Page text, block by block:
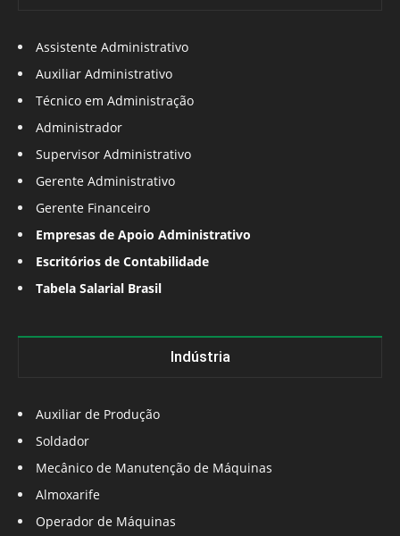
Assistente Administrativo
Auxiliar Administrativo
Técnico em Administração
Administrador
Supervisor Administrativo
Gerente Administrativo
Gerente Financeiro
Empresas de Apoio Administrativo
Escritórios de Contabilidade
Tabela Salarial Brasil
Indústria
Auxiliar de Produção
Soldador
Mecânico de Manutenção de Máquinas
Almoxarife
Operador de Máquinas